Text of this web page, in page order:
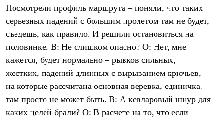
Посмотрели профиль маршрута – поняли, что таких
серьезных падений с большим пролетом там не будет,
съедешь, как правило. И решили остановиться на
половинке. В: Не слишком опасно? О: Нет, мне
кажется, будет нормально – рывков сильных,
жестких, падений длинных с вырыванием крючьев,
на которые рассчитана основная веревка, единичка,
там просто не может быть. В: А кевларовый шнур для
каких целей брали? О: В расчете на то, что если